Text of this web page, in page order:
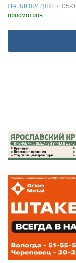
НА ЗЛОБУ ДНЯ 05-
просмотров